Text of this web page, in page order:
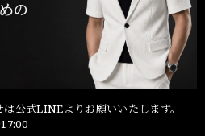
公式LINEよりお願いいたします。